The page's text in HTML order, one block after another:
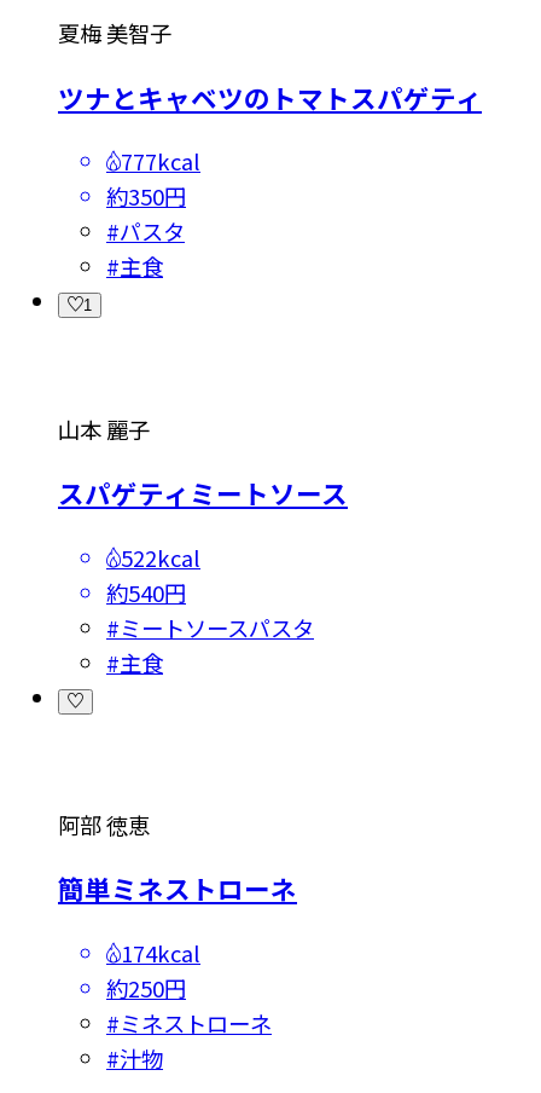
夏梅 美智子
ツナとキャベツのトマトスパゲティ
777kcal
約350円
#パスタ
#主食
1
山本 麗子
スパゲティミートソース
522kcal
約540円
#ミートソースパスタ
#主食
阿部 徳恵
簡単ミネストローネ
174kcal
約250円
#ミネストローネ
#汁物